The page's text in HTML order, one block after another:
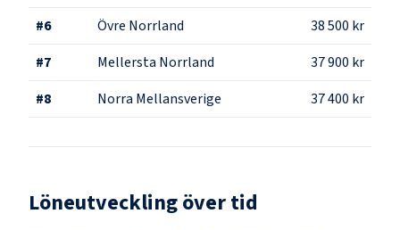
#6 Övre Norrland
38 500 kr
#7 Mellersta Norrland
37 900 kr
#8 Norra Mellansverige 37 400 kr
Löneutveckling över tid